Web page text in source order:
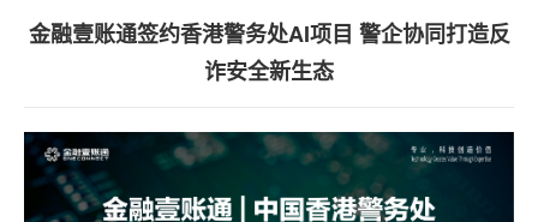
金融壹账通签约香港警务处AI项目 警企协同打造反
诈安全新生态